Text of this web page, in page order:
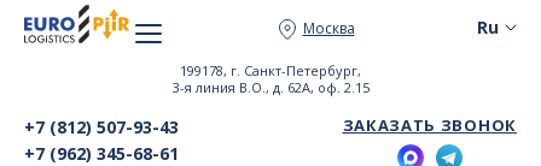
Москва
199178, г. Санкт-Петербург,
3-я линия В.О., д. 62А, оф. 2.15
+7 (812) 507-93-43
+7 (962) 345-68-61
ЗАКАЗАТЬ ЗВОНОК